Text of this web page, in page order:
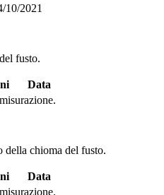
10/2021
fusto.
Data
della chioma del fusto.
Data